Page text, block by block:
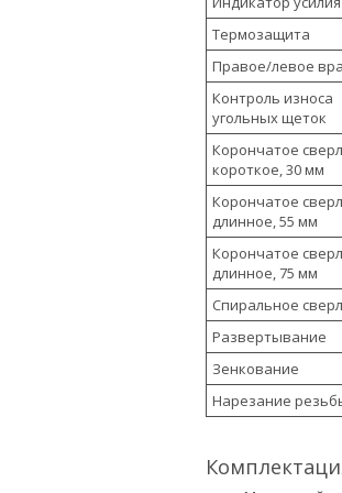
Термозащита
Правое/левое
Контроль износа
угольных щеток
Корончатое
короткое, 30 мм
Корончатое
длинное, 55 мм
Корончатое
длинное, 75 мм
Спиральное
Развертывание
Зенкование
Нарезание